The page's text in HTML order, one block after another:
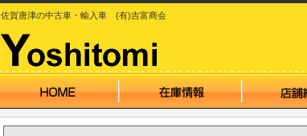
佐賀唐津の中古車・輸入車 (有)吉富商会